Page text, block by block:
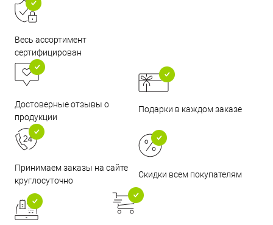
Весь ассортимент
сертифицирован
Достоверные отзывы о
продукции
Подарки в каждом заказе
Принимаем заказы на сайте
круглосуточно
Скидки всем покупателям